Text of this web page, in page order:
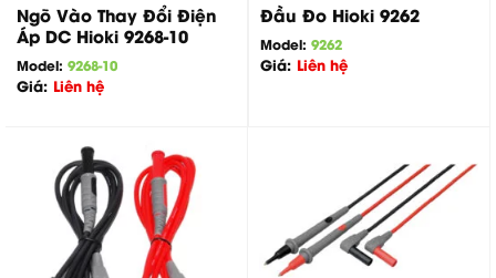
Ngõ Vào Thay Đổi Điện
Áp DC Hioki 9268-10
Model: 9268-10
Giá: Liên hệ
Đầu Đo Hioki 9262
Model: 9262
Giá: Liên hệ